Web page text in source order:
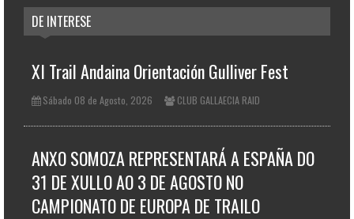
DE INTERESE
XI Trail Andaina Orientación Gulliver Fest
Sábado 08 de Agosto, 2026 CLUB GALLAECIA RAID
ANXO SOMOZA REPRESENTARÁ A ESPAÑA DO
31 DE XULLO AO 3 DE AGOSTO NO
CAMPIONATO DE EUROPA DE TRAILO